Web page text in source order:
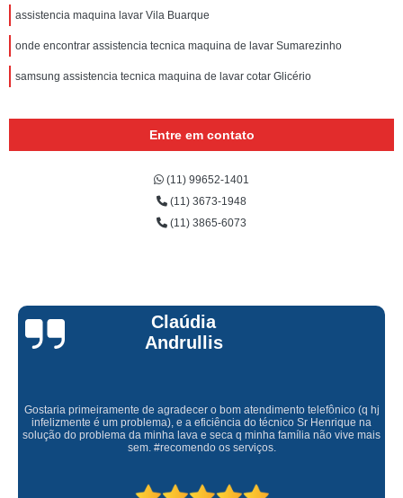
assistencia maquina lavar Vila Buarque
onde encontrar assistencia tecnica maquina de lavar Sumarezinho
samsung assistencia tecnica maquina de lavar cotar Glicério
Entre em contato
(11) 99652-1401
(11) 3673-1948
(11) 3865-6073
Claúdia
Andrullis
Gostaria primeiramente de agradecer o bom atendimento telefônico (q hj
infelizmente é um problema), e a eficiência do técnico Sr Henrique na
solução do problema da minha lava e seca q minha família não vive mais
sem. #recomendo os serviços.